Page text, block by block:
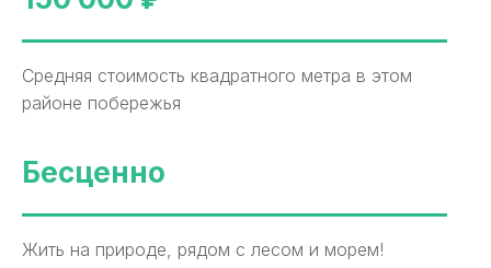
Средняя стоимость квадратного метра в этом
районе побережья
Бесценно
Жить на природе, рядом с лесом и морем!